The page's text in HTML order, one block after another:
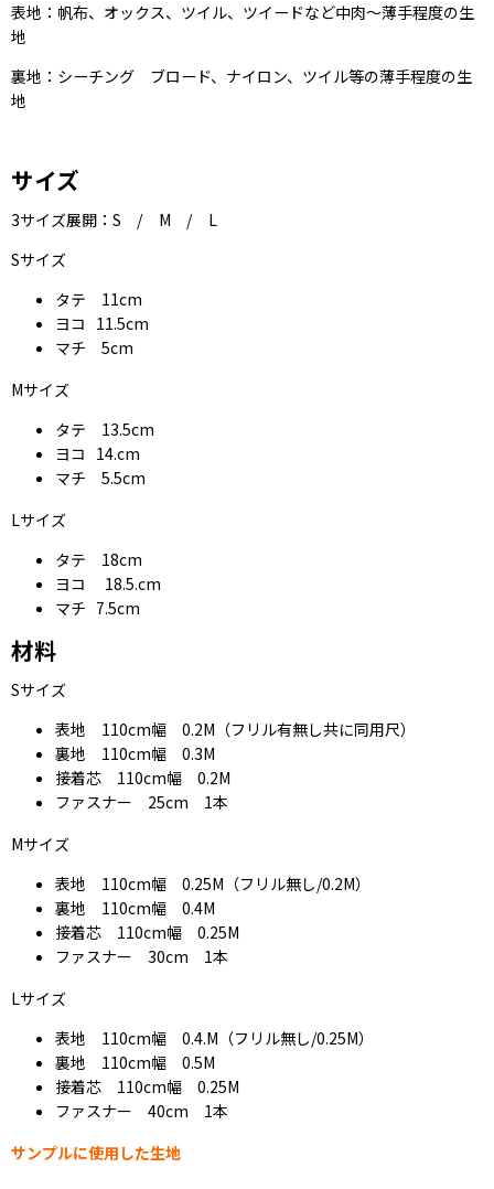
表地：帆布、オックス、ツイル、ツイードなど中肉〜薄手程度の生
地
裏地：シーチング ブロード、ナイロン、ツイル等の薄手程度の生
地
サイズ
3サイズ展開：S / M / L
Sサイズ
タテ 11cm
ヨコ 11.5cm
マチ 5cm
Mサイズ
タテ 13.5cm
ヨコ 14.cm
マチ 5.5cm
Lサイズ
タテ 18cm
ヨコ 18.5.cm
マチ 7.5cm
材料
Sサイズ
表地 110cm幅 0.2M（フリル有無し共に同用尺）
裏地 110cm幅 0.3M
接着芯 110cm幅 0.2M
ファスナー 25cm 1本
Mサイズ
表地 110cm幅 0.25M（フリル無し/0.2M）
裏地 110cm幅 0.4M
接着芯 110cm幅 0.25M
ファスナー 30cm 1本
Lサイズ
表地 110cm幅 0.4.M（フリル無し/0.25M）
裏地 110cm幅 0.5M
接着芯 110cm幅 0.25M
ファスナー 40cm 1本
サンプルに使用した生地